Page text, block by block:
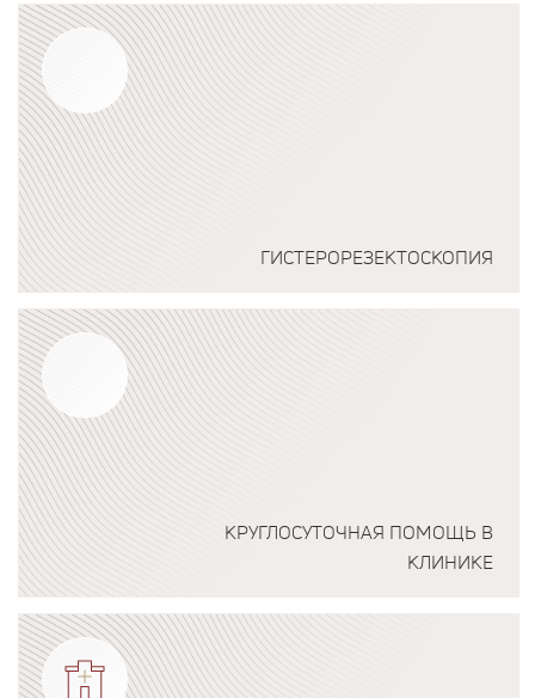
Подробнее о программе
ГИСТЕРОРЕЗЕКТОСКОПИЯ
Подробнее о программе
КРУГЛОСУТОЧНАЯ ПОМОЩЬ В
КЛИНИКЕ
Подробнее о программе